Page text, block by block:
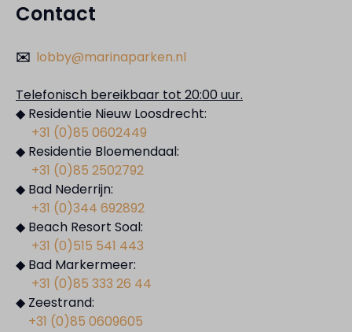
Contact
✉️ lobby@marinaparken.nl
Telefonisch bereikbaar tot 20:00 uur.
◆ Residentie Nieuw Loosdrecht:
+31 (0)85 0602449
◆ Residentie Bloemendaal:
+31 (0)85 2502792
◆ Bad Nederrijn:
+31 (0)344 692892
◆ Beach Resort Soal:
+31 (0)515 541 443
◆ Bad Markermeer:
+31 (0)85 333 26 44
◆ Zeestrand:
+31 (0)85 0609605